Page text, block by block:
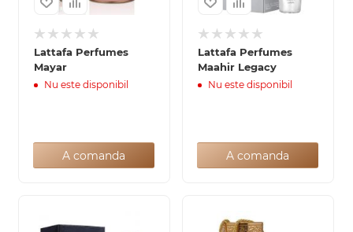
Lattafa Perfumes
Mayar
Nu este disponibil
A comanda
Lattafa Perfumes
Maahir Legacy
Nu este disponibil
A comanda